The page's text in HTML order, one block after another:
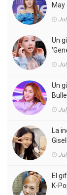
May
Un
Un
La
El
K-